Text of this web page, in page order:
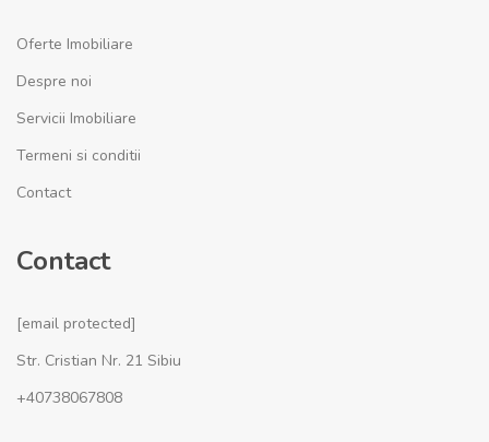
Oferte Imobiliare
Despre noi
Servicii Imobiliare
Termeni si conditii
Contact
Contact
[email protected]
Str. Cristian Nr. 21 Sibiu
+40738067808